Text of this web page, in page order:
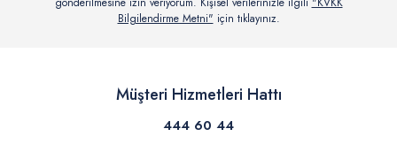
Bilgilendirme Metni" için tıklayınız.
Müşteri Hizmetleri Hattı
444 60 44